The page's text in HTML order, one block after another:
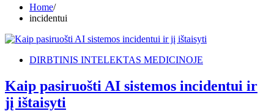
Home
incidentui
DIRBTINIS INTELEKTAS MEDICINOJE
Kaip pasiruošti AI sistemos incidentui ir
jį ištaisyti